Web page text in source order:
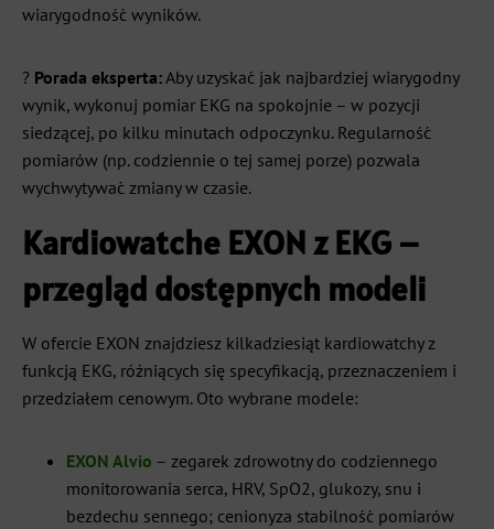
wiarygodność wyników.
? Porada eksperta:Aby uzyskać jak najbardziej wiarygodny
wynik, wykonuj pomiar EKG na spokojnie – w pozycji
siedzącej, po kilku minutach odpoczynku. Regularność
pomiarów (np. codziennie o tej samej porze) pozwala
wychwytywać zmiany w czasie.
Kardiowatche EXON z EKG –
przegląd dostępnych modeli
W ofercie EXON znajdziesz kilkadziesiąt kardiowatchy z
funkcją EKG, różniących się specyfikacją, przeznaczeniem i
przedziałem cenowym. Oto wybrane modele:
EXON Alvio – zegarek zdrowotny do codziennego
monitorowania serca, HRV, SpO2, glukozy, snu i
bezdechu sennego; cenionyza stabilność pomiarów